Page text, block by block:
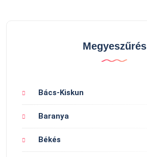
Megyeszűrés
Bács-Kiskun
Baranya
Békés